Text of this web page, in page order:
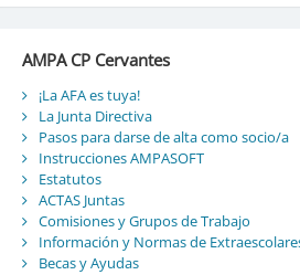
AMPA CP Cervantes
¡La AFA es tuya!
La Junta Directiva
Pasos para darse de alta como socio/a
Instrucciones AMPASOFT
Estatutos
ACTAS Juntas
Comisiones y Grupos de Trabajo
Información y Normas de
Becas y Ayudas